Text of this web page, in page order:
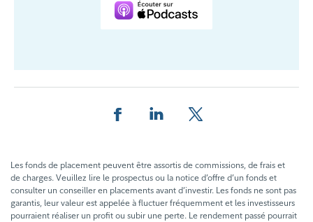
Les fonds de placement peuvent être assortis de commissions, de frais et
de charges. Veuillez lire le prospectus ou la notice d’offre d’un fonds et
consulter un conseiller en placements avant d’investir. Les fonds ne sont pas
garantis, leur valeur est appelée à fluctuer fréquemment et les investisseurs
pourraient réaliser un profit ou subir une perte. Le rendement passé pourrait